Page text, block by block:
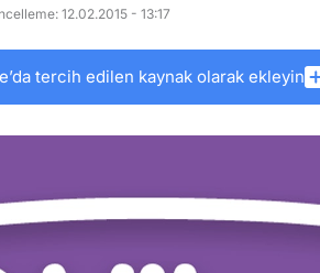
12.02.2015 - 13:17
tercih edilen kaynak olarak ekleyin